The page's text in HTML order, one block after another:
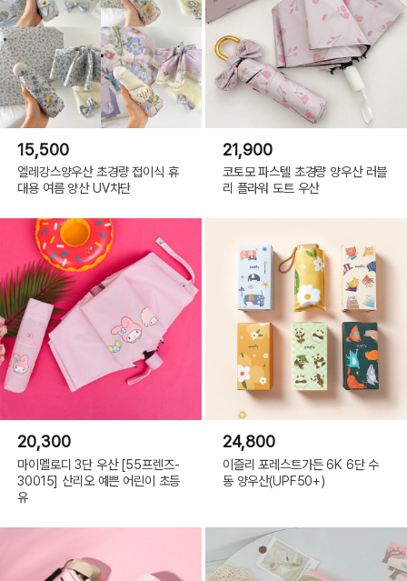
15,500
엘레강스양우산 초경량 접이식 휴
대용 여름 양산 UV차단
21,900
코토모 파스텔 초경량 양우산 러블
리 플라워 도트 우산
20,300
마이멜로디 3단 우산 [55프렌즈-
30015] 산리오 예쁜 어린이 초등
유
24,800
이즐리 포레스트가든 6K 6단 수
동 양우산(UPF50+)